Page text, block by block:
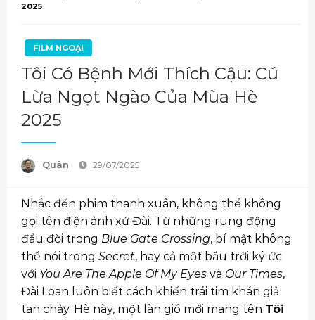
2025
FILM NGOẠI
Tôi Có Bệnh Mới Thích Cậu: Cú
Lừa Ngọt Ngào Của Mùa Hè
2025
Quân 29/07/2025
Nhắc đến phim thanh xuân, không thể không
gọi tên điện ảnh xứ Đài. Từ những rung động
đầu đời trong Blue Gate Crossing, bí mật không
thể nói trong Secret, hay cả một bầu trời ký ức
với You Are The Apple Of My Eyes và Our Times,
Đài Loan luôn biết cách khiến trái tim khán giả
tan chảy. Hè này, một làn gió mới mang tên Tôi